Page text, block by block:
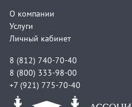
О компании
Услуги
Личный кабинет
8 (812) 740-70-40
8 (800) 333-98-00
+7 (921) 775-70-40